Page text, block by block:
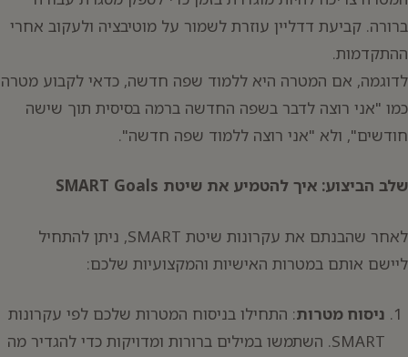
ברורה. קביעת דדליין עוזרת לשמור על מוטיבציה ולעקוב אחרי
ההתקדמות.
לדוגמה, אם המטרה היא ללמוד שפה חדשה, כדאי לקבוע מטרה
כמו "אני רוצה לדבר בשפה החדשה ברמה בסיסית תוך שישה
חודשים", ולא "אני רוצה ללמוד שפה חדשה".
שלב הביצוע: איך להטמיע את שיטת SMART Goals
לאחר שהבנתם את עקרונות שיטת SMART, ניתן להתחיל
ליישם אותם במטרות האישיות והמקצועיות שלכם:
ניסוח מטרות: התחילו בניסוח המטרות שלכם לפי עקרונות
SMART. השתמשו במילים ברורות ומדויקות כדי להגדיר מה